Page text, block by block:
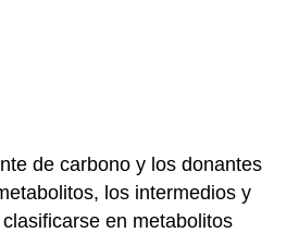
de carbono y los donantes
los intermedios y
en metabolitos